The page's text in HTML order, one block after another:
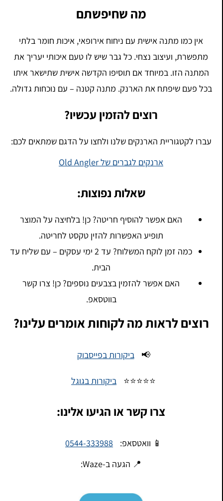
מה שחיפשתם
אין כמו מתנה אישית עם ניחוח אירופאי, איכות חומר בלתי
מתפשרת, ועיצוב נצחי. כל גבר שיש לו טעם איכותי יעריך את
המתנה הזו. במיוחד אם תוסיפו הקדשה אישית שתישאר איתו
בכל פעם שיפתח את הארנק. מתנה קטנה – עם נוכחות גדולה.
רוצים להזמין עכשיו?
עברו לקטגוריית הארנקים שלנו ולחצו על הדגם שמתאים לכם:
ארנקים לגברים של Old Angler
שאלות נפוצות:
האם אפשר להוסיף חריטה? כן! בלחיצה על המוצר
תופיע האפשרות להזין טקסט לחריטה.
כמה זמן לוקח המשלוח? עד 2 ימי עסקים – עם שליח עד
הבית.
האם אפשר להזמין בצבעים נוספים? כן! צרו קשר
בווטסאפ.
רוצים לראות מה לקוחות אומרים עלינו?
📢 ביקורות בפייסבוק
⭐⭐⭐⭐⭐ ביקורות בגוגל
צרו קשר או הגיעו אלינו:
📱 וואטסאפ:
0544-333988
📍 הגעה ב-Waze: